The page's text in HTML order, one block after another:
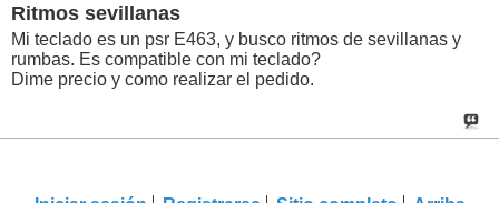
Ritmos sevillanas
Mi teclado es un psr E463, y busco ritmos de sevillanas y
rumbas. Es compatible con mi teclado?
Dime precio y como realizar el pedido.